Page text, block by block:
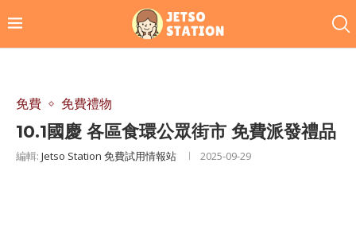
免費 免費禮物
10.1國慶 各區食環公眾街市 免費派發禮品
編輯: Jetso Station 免費試用情報站 2025-09-29